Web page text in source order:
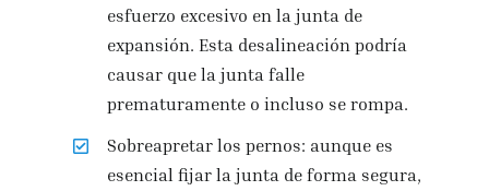
esfuerzo excesivo en la junta de
expansión. Esta desalineación podría
causar que la junta falle
prematuramente o incluso se rompa.
Sobreapretar los pernos: aunque es
esencial fijar la junta de forma segura,